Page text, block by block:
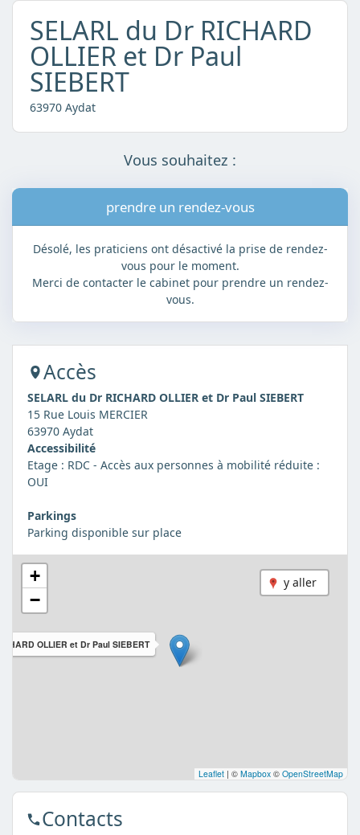
SELARL du Dr RICHARD
OLLIER et Dr Paul
SIEBERT
63970 Aydat
Vous souhaitez :
prendre un rendez-vous
Désolé, les praticiens ont désactivé la prise de rendez-
vous pour le moment.
Merci de contacter le cabinet pour prendre un rendez-
vous.
Accès
SELARL du Dr RICHARD OLLIER et Dr Paul SIEBERT
15 Rue Louis MERCIER
63970 Aydat
Accessibilité
Etage : RDC - Accès aux personnes à mobilité réduite :
OUI
Parkings
Parking disponible sur place
y aller
OLLIER et Dr Paul SIEBERT
+
−
Leaflet | © Mapbox © OpenStreetMap
Contacts